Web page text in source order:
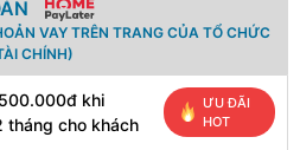
VAY TRÊN TRANG CỦA TỔ CHỨC
CHÍNH)
khi
tháng cho khách
ƯU ĐÃI
HOT